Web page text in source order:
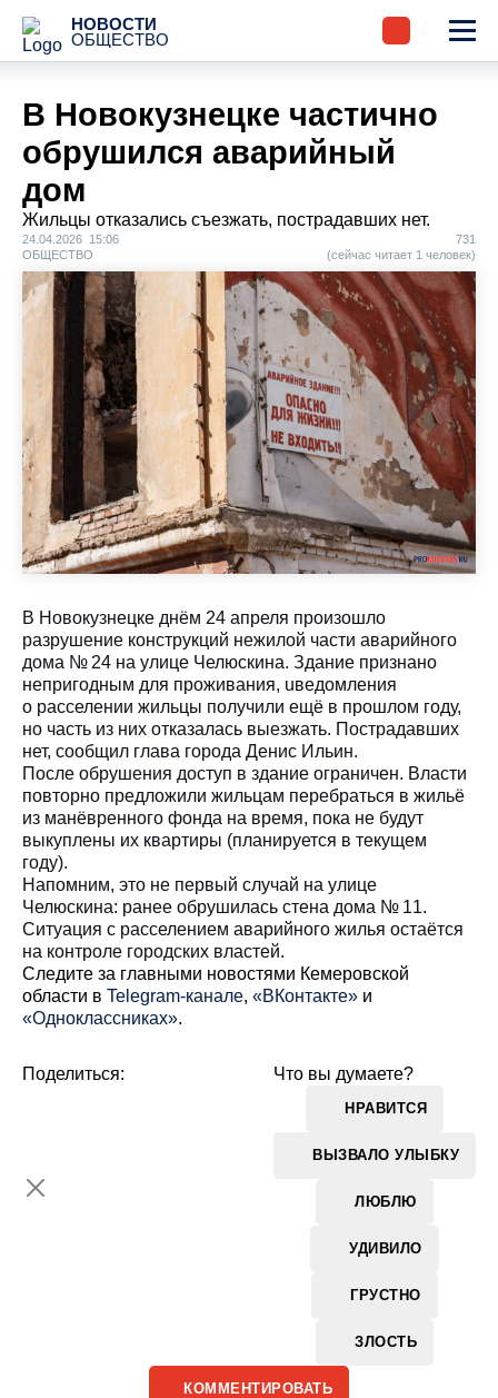
НОВОСТИ
ОБЩЕСТВО
В Новокузнецке частично
обрушился аварийный
дом
Жильцы отказались съезжать, пострадавших нет.
24.04.2026 15:06
ОБЩЕСТВО
731
(сейчас читает 1 человек)
В Новокузнецке днём 24 апреля произошло
разрушение конструкций нежилой части аварийного
дома № 24 на улице Челюскина. Здание признано
непригодным для проживания, uведомления
о расселении жильцы получили ещё в прошлом году,
но часть из них отказалась выезжать. Пострадавших
нет, сообщил глава города Денис Ильин.
После обрушения доступ в здание ограничен. Власти
повторно предложили жильцам перебраться в жильё
из манёвренного фонда на время, пока не будут
выкуплены их квартиры (планируется в текущем
году).
Напомним, это не первый случай на улице
Челюскина: ранее обрушилась стена дома № 11.
Ситуация с расселением аварийного жилья остаётся
на контроле городских властей.
Cледите за главными новостями Кемеровской
области в Telegram-канале, «ВКонтакте» и
«Одноклассниках».
Что вы думаете?
НРАВИТСЯ
ВЫЗВАЛО УЛЫБКУ
ЛЮБЛЮ
УДИВИЛО
ГРУСТНО
ЗЛОСТЬ
Поделиться:
КОММЕНТИРОВАТЬ